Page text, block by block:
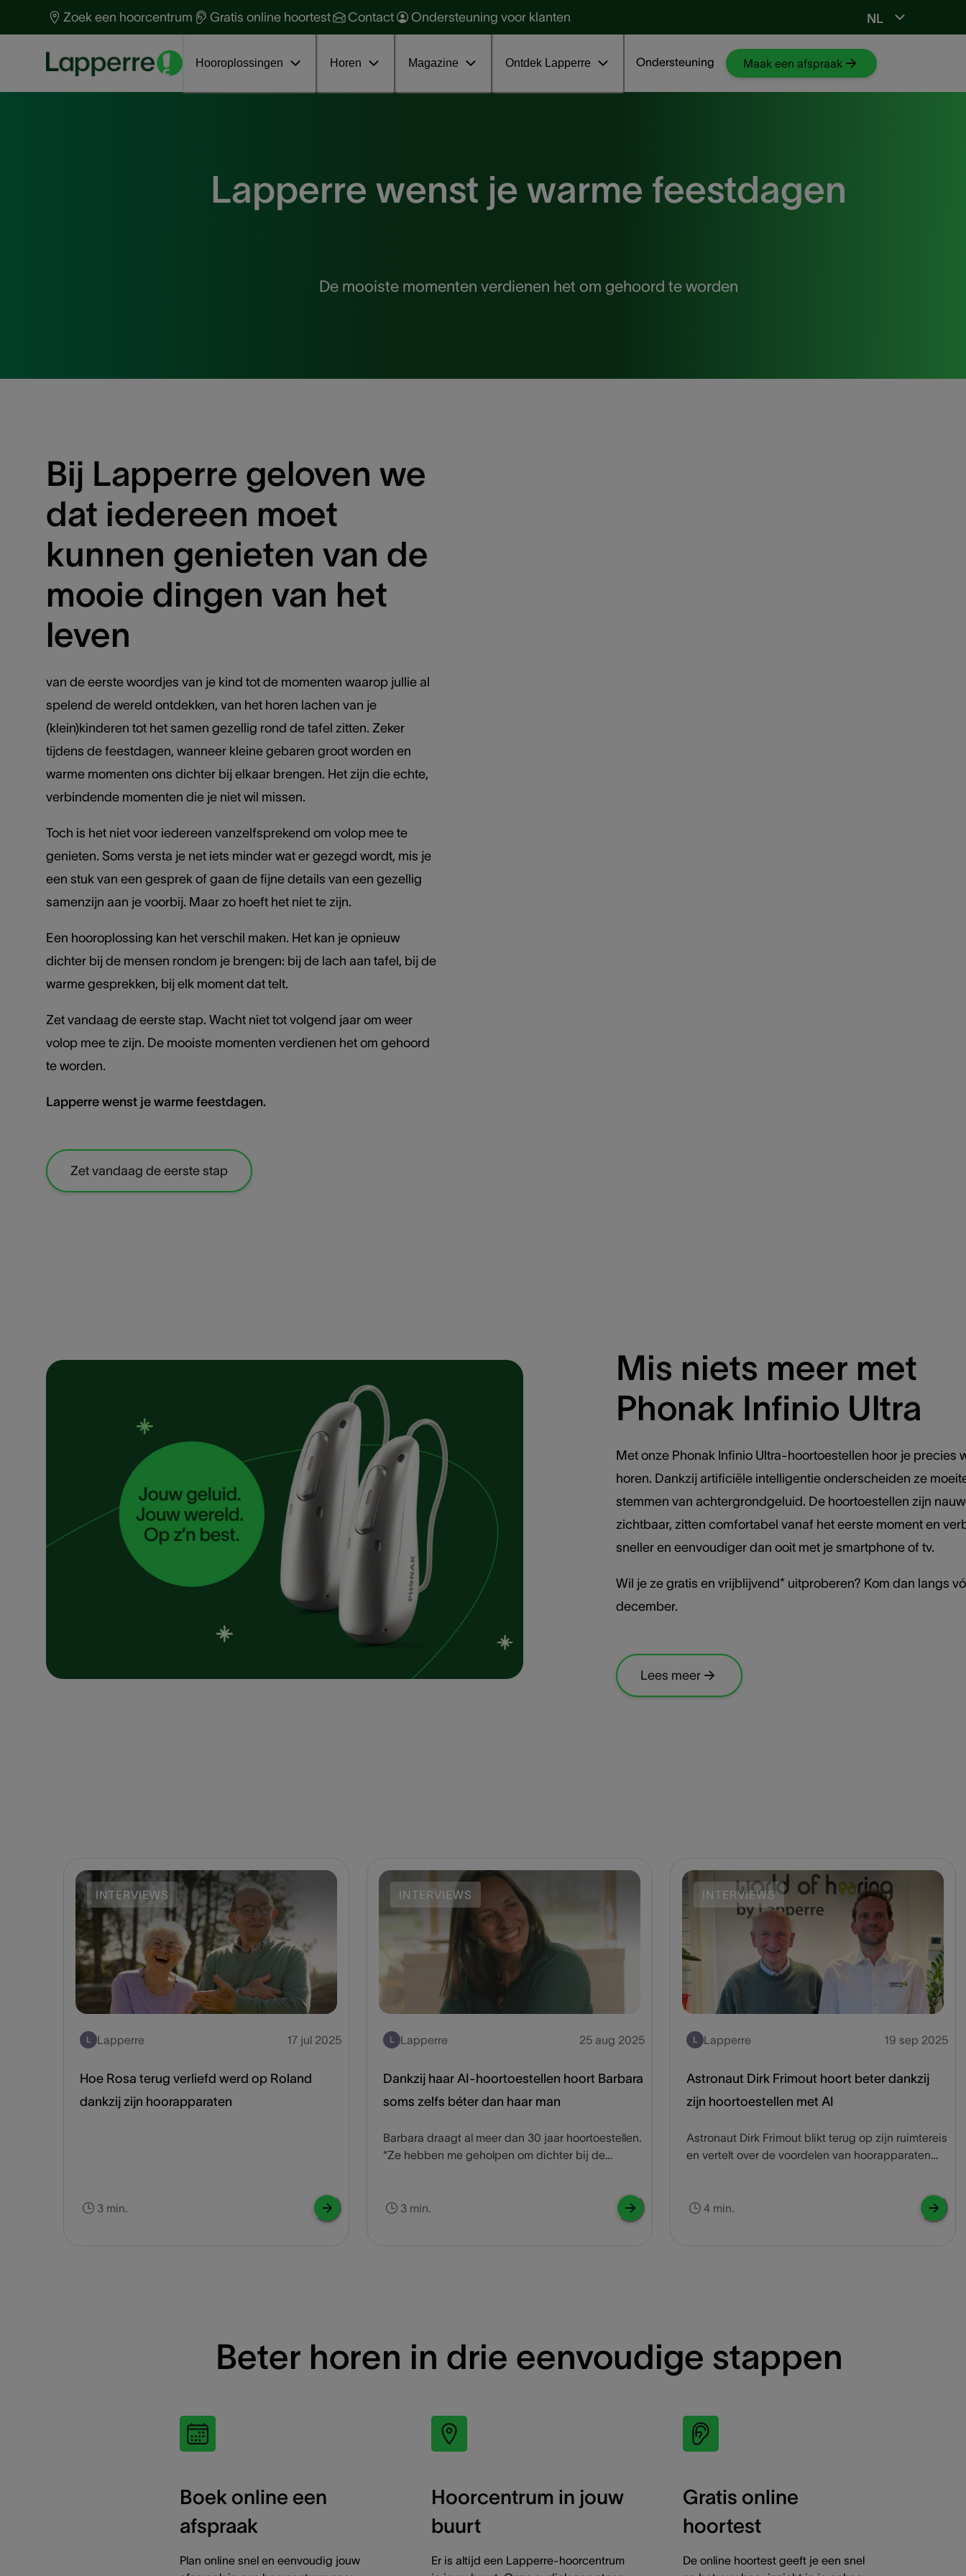
Zoek een hoorcentrum Gratis online hoortest Contact Ondersteuning voor klanten NL
Hooroplossingen Horen Magazine Ontdek Lapperre Ondersteuning Maak een afspraak
Welke Loops passen bij jou?
Naar een beter gehoor
Gehoorverlies
Oorzaken en soorten
Voorkomen en behandelen
Gehoor & Gehoorverlies
Hoorapparaten & technologie
Tinnitus
Gehoorbescherming
Gehoorgezondheid
Ga naar NKO-web
Lapperre wenst je warme feestdagen
De mooiste momenten verdienen het om gehoord te worden
Bij Lapperre geloven we
dat iedereen moet
kunnen genieten van de
mooie dingen van het
leven
van de eerste woordjes van je kind tot de momenten waarop jullie al
spelend de wereld ontdekken, van het horen lachen van je
(klein)kinderen tot het samen gezellig rond de tafel zitten. Zeker
tijdens de feestdagen, wanneer kleine gebaren groot worden en
warme momenten ons dichter bij elkaar brengen. Het zijn die echte,
verbindende momenten die je niet wil missen.
Toch is het niet voor iedereen vanzelfsprekend om volop mee te
genieten. Soms versta je net iets minder wat er gezegd wordt, mis je
een stuk van een gesprek of gaan de fijne details van een gezellig
samenzijn aan je voorbij. Maar zo hoeft het niet te zijn.
Een hooroplossing kan het verschil maken. Het kan je opnieuw
dichter bij de mensen rondom je brengen: bij de lach aan tafel, bij de
warme gesprekken, bij elk moment dat telt.
Zet vandaag de eerste stap. Wacht niet tot volgend jaar om weer
volop mee te zijn. De mooiste momenten verdienen het om gehoord
te worden.
Lapperre wenst je warme feestdagen.
Zet vandaag de eerste stap
Mis niets meer met
Phonak Infinio Ultra​
Met onze Phonak Infinio Ultra-hoortoestellen hoor je precies
horen. Dankzij artificiële intelligentie onderscheiden ze
stemmen van achtergrondgeluid. De hoortoestellen zijn
zichtbaar, zitten comfortabel vanaf het eerste moment en
sneller en eenvoudiger dan ooit met je smartphone of tv.
Wil je ze gratis en vrijblijvend* uitproberen? Kom dan langs
december.
Lees meer
INTERVIEWS
L Lapperre 17 jul 2025
Hoe Rosa terug verliefd werd op Roland
dankzij zijn hoorapparaten
3 min.
INTERVIEWS
L Lapperre 25 aug 2025
Dankzij haar AI-hoortoestellen hoort Barbara
soms zelfs béter dan haar man
Barbara draagt al meer dan 30 jaar hoortoestellen.
“Ze hebben me geholpen om dichter bij de
levenskwaliteit verbeteren, elke dag opnieuw.
3 min.
INTERVIEWS
L Lapperre 19 sep 2025
Astronaut Dirk Frimout hoort beter dankzij
zijn hoortoestellen met AI
Astronaut Dirk Frimout blikt terug op zijn ruimtereis
en vertelt over de voordelen van hoorapparaten
4 min.
Beter horen in drie eenvoudige stappen
Boek online een
afspraak
Plan online snel en eenvoudig jouw
Hoorcentrum in jouw
buurt
Er is altijd een Lapperre-hoorcentrum
Gratis online
hoortest
De online hoortest geeft je een snel